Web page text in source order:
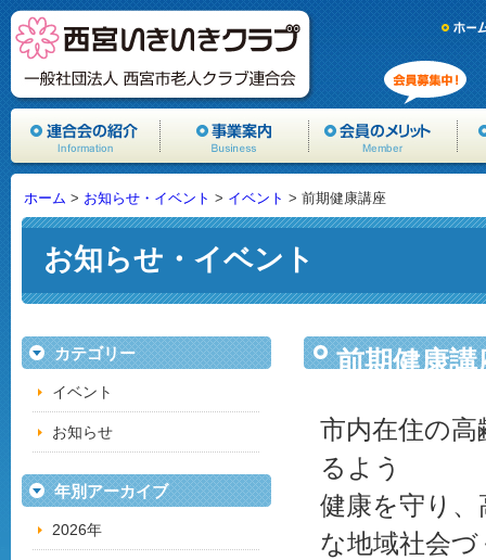
ホーム > お知らせ・イベント > イベント > 前期健康講座
お知らせ・イベント
前期健康講
市内在住の
るよう
健康を守り
な地域社会
カテゴリー
イベント
お知らせ
年別アーカイブ
2026年